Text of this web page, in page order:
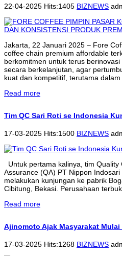
22-04-2025 Hits:1405 BIZNEWS
Jakarta, 22 Januari 2025 – Fore
coffee chain premium affordable
berkomitmen untuk terus
secara berkelanjutan, agar
kuat dan kompetitif, terutama dalam
Read more
Tim QC Sari Roti se Indonesia
17-03-2025 Hits:1500 BIZNEWS
Untuk pertama kalinya, tim
Assurance (QA) PT Nippon
melakukan kunjungan ke pabrik
Cibitung, Bekasi. Perusahaan
Read more
Ajinomoto Ajak Masyarakat
17-03-2025 Hits:1268 BIZNEWS